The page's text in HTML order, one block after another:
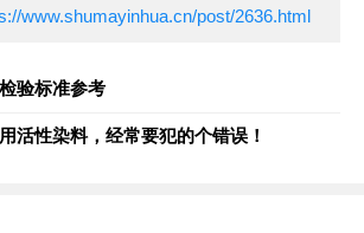
www.shumayinhua.cn/post/2636.html
验标准参考
活性染料，经常要犯的个错误！